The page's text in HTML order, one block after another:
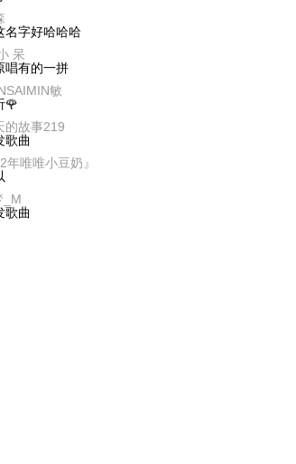
名字好哈哈哈
呆
唱有的一拼
敏
🌹
的故事219
歌曲
年唯唯小豆奶』
_M
歌曲